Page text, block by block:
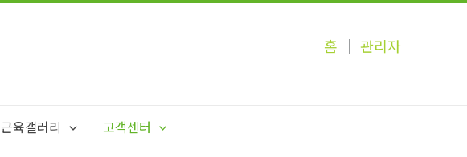
홈 │ 관리자
근육갤러리 고객센터